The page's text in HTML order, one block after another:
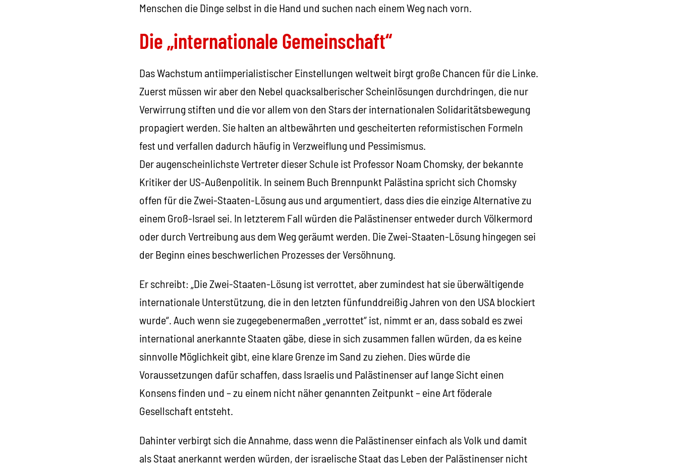
Menschen die Dinge selbst in die Hand und suchen nach einem Weg nach vorn.
Die „internationale Gemeinschaft“
Das Wachstum antiimperialistischer Einstellungen weltweit birgt große Chancen für die Linke.
Zuerst müssen wir aber den Nebel quacksalberischer Scheinlösungen durchdringen, die nur
Verwirrung stiften und die vor allem von den Stars der internationalen Solidaritätsbewegung
propagiert werden. Sie halten an altbewährten und gescheiterten reformistischen Formeln
fest und verfallen dadurch häufig in Verzweiflung und Pessimismus.
Der augenscheinlichste Vertreter dieser Schule ist Professor Noam Chomsky, der bekannte
Kritiker der US-Außenpolitik. In seinem Buch Brennpunkt Palästina spricht sich Chomsky
offen für die Zwei-Staaten-Lösung aus und argumentiert, dass dies die einzige Alternative zu
einem Groß-Israel sei. In letzterem Fall würden die Palästinenser entweder durch Völkermord
oder durch Vertreibung aus dem Weg geräumt werden. Die Zwei-Staaten-Lösung hingegen sei
der Beginn eines beschwerlichen Prozesses der Versöhnung.
Er schreibt: „Die Zwei-Staaten-Lösung ist verrottet, aber zumindest hat sie überwältigende
internationale Unterstützung, die in den letzten fünfunddreißig Jahren von den USA blockiert
wurde“. Auch wenn sie zugegebenermaßen „verrottet“ ist, nimmt er an, dass sobald es zwei
international anerkannte Staaten gäbe, diese in sich zusammen fallen würden, da es keine
sinnvolle Möglichkeit gibt, eine klare Grenze im Sand zu ziehen. Dies würde die
Voraussetzungen dafür schaffen, dass Israelis und Palästinenser auf lange Sicht einen
Konsens finden und – zu einem nicht näher genannten Zeitpunkt – eine Art föderale
Gesellschaft entsteht.
Dahinter verbirgt sich die Annahme, dass wenn die Palästinenser einfach als Volk und damit
als Staat anerkannt werden würden, der israelische Staat das Leben der Palästinenser nicht